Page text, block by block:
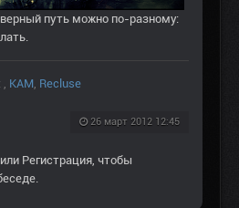
путь можно по-разному:
KAM Recluse
26 март 2012 12:45
или Регистрация , чтобы